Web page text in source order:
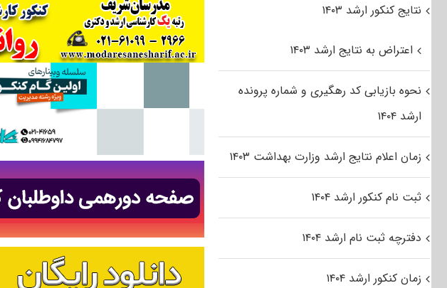
نتایج کنکور ارشد ۱۴۰۳
اعتراض به نتایج ارشد ۱۴۰۳
نحوه بازیابی کد رهگیری و شماره پرونده
ارشد ۱۴۰۴
زمان اعلام نتایج ارشد وزارت بهداشت ۱۴۰۳
ثبت نام کنکور ارشد ۱۴۰۴
دفترچه ثبت نام ارشد ۱۴۰۴
زمان کنکور ارشد ۱۴۰۴